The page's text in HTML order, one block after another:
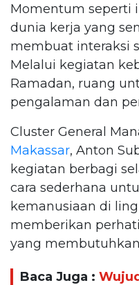
Momentum seperti
dunia kerja yang
membuat interaksi
Melalui kegiatan
Ramadan, ruang
pengalaman dan
Cluster General
Makassar, Anton
kegiatan berbagi
cara sederhana
kemanusiaan di
memberikan
yang
Baca Juga :